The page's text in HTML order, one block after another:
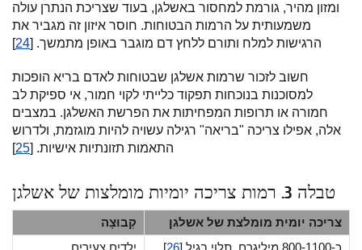
ומזון מהיר, גורמת למחסור באשלגן, בעוד שצריכת הנתרן עולה
משמעותית על הרמות הבטוחות. חוסר איזון זה מגביר את
הרגישות למלח ותורם ללחץ דם מוגבר באופן מתמשך. [24
]
חשוב לזכור שרמות אשלגן שבטוחות לאדם בריא הופכות
למסוכנות בנוכחות תפקוד כלייתי לקוי חמור, אי ספיקת לב
חמורה או תרופות המפחיתות את הפרשת האשלגן. במצבים
אלה, אפילו צריכה "בריאה" רגילה עשויה להיות מוגזמת, ולדרוש
התאמות תזונתיות אישיות. [25
]
טבלה 3. רמות צריכה יומיות מומלצות של אשלגן
קְבוּצָה
צריכה יומית מומלצת של אשלגן
ילדים צעירים
כ-800-1100 מיליגרם, תלוי בגיל [ 26
]